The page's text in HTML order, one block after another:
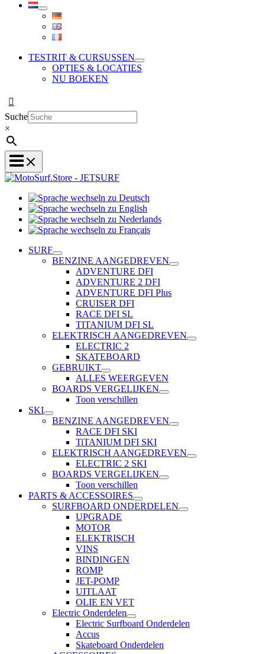
TESTRIT & CURSUSSEN
OPTIES & LOCATIES
NU BOEKEN
Suche
×
zu
Deutsch
wechseln
zu
Sprache
Sprache
Français
SURF
BENZINE AANGEDREVEN
ADVENTURE DFI
ADVENTURE 2 DFI
ADVENTURE DFI Plus
CRUISER DFI
RACE DFI SL
TITANIUM DFI SL
ELEKTRISCH AANGEDREVEN
ELECTRIC 2
SKATEBOARD
GEBRUIKT
ALLES WEERGEVEN
BOARDS VERGELIJKEN
Toon verschillen
SKI
BENZINE AANGEDREVEN
RACE DFI SKI
TiTANIUM DFI SKI
ELEKTRISCH AANGEDREVEN
ELECTRIC 2 SKI
BOARDS VERGELIJKEN
Toon verschillen
PARTS & ACCESSOIRES
SURFBOARD ONDERDELEN
UPGRADE
MOTOR
ELEKTRISCH
VINS
BINDINGEN
ROMP
JET-POMP
UITLAAT
OLIE EN VET
Electric Onderdelen
Electric Surfboard Onderdelen
Accus
Skateboard Onderdelen